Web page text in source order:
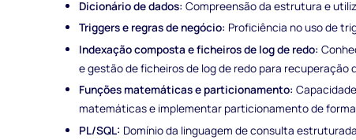
Dicionário de dados: Compreensão da estrutura e
Triggers e regras de negócio: Proficiência no uso de
Indexação composta e ficheiros de log de redo:
e gestão de ficheiros de log de redo para recuperação
Funções matemáticas e particionamento:
matemáticas e implementar particionamento de
PL/SQL: Domínio da linguagem de consulta